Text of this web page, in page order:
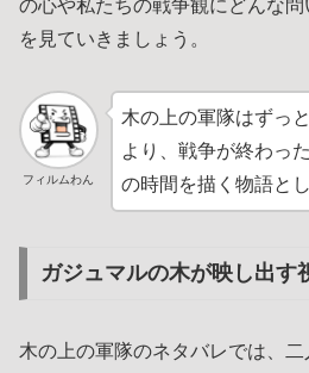
の心や私たちの戦争観にどんな
を見ていきましょう。
フィルムわん
木の上の軍隊はずっ
より、戦争が終わっ
の時間を描く物語と
ガジュマルの木が映し出す
木の上の軍隊のネタバレでは、